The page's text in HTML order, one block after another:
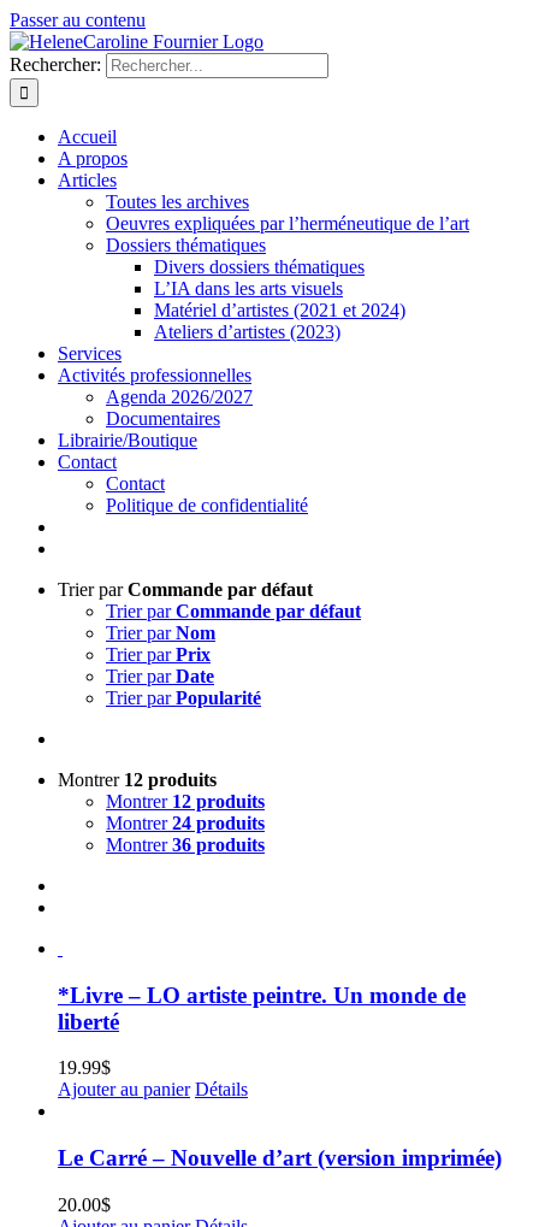
Passer au contenu
Rechercher:
Accueil
A propos
Articles
Toutes les archives
Oeuvres expliquées par l’herméneutique de l’art
Dossiers thématiques
Divers dossiers thématiques
L’IA dans les arts visuels
Matériel d’artistes (2021 et 2024)
Ateliers d’artistes (2023)
Services
Activités professionnelles
Agenda 2026/2027
Documentaires
Librairie/Boutique
Contact
Contact
Politique de confidentialité
Trier parCommande par défaut
Trier parCommande par défaut
Trier parNom
Trier parPrix
Trier parDate
Trier parPopularité
Montrer 12 produits
Montrer 12 produits
Montrer24 produits
Montrer36 produits
*Livre – LO artiste peintre. Un monde de
liberté
19.99$
Ajouter au panier Détails
Le Carré – Nouvelle d’art (version imprimée)
20.00$